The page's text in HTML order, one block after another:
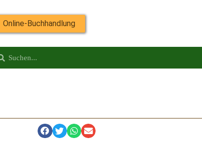
Online-Buchhandlung